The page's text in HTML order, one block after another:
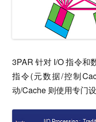
3PAR 针对 I/O 指令和
指令(元数据/控制
动/Cache 则使用专门